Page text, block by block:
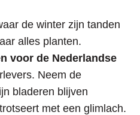
de winter zijn tanden
alles planten.
voor de Nederlandse
Neem de
bladeren blijven
met een glimlach.